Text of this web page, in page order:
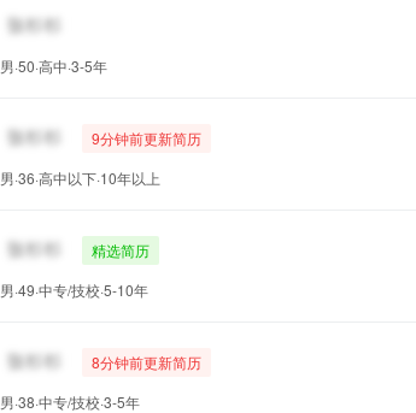
男·50·高中·3-5年
9分钟前更新简历
男·36·高中以下·10年以上
精选简历
男·49·中专/技校·5-10年
8分钟前更新简历
男·38·中专/技校·3-5年